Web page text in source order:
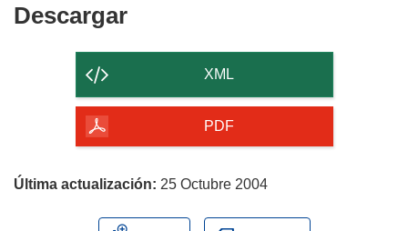
n
n
DescargarDescargar
contenido
de
página
XML
PDF
Última actualización: 25 Octubre 2004